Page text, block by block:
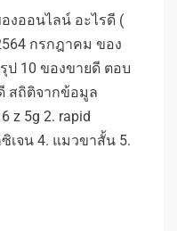
งออนไลน์ อะไรดี (
กรกฎาคม ของ
ป 10 ของขายดี ตอบ
สถิติจากข้อมูล
z 5g 2. rapid
เจน 4. แมวขาสั้น 5.